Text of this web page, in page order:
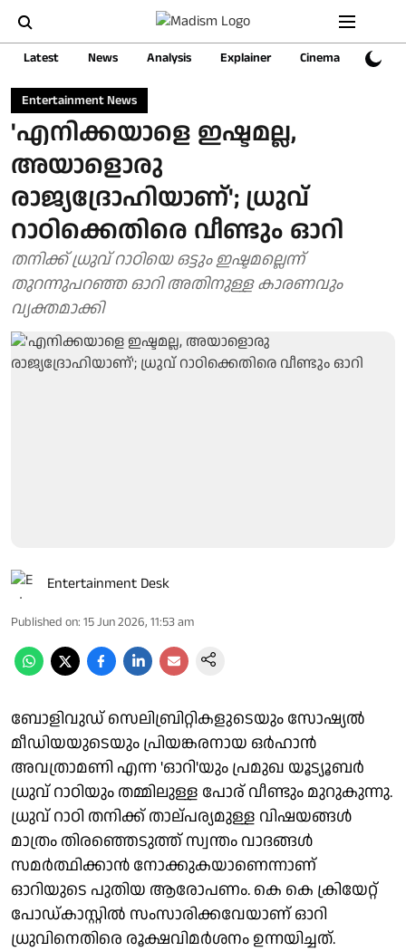
Latest News Analysis Explainer Cinema Sports
Entertainment News
'എനിക്കയാളെ ഇഷ്ടമല്ല,
അയാളൊരു
രാജ്യദ്രോഹിയാണ്'; ധ്രുവ്
റാഠിക്കെതിരെ വീണ്ടും ഓറി
തനിക്ക് ധ്രുവ് റാഠിയെ ഒട്ടും ഇഷ്ടമല്ലെന്ന്
തുറന്നുപറഞ്ഞ ഓറി അതിനുള്ള കാരണവും
വ്യക്തമാക്കി
Entertainment Desk
Published on: 15 Jun 2026, 11:53 am
ബോളിവുഡ് സെലിബ്രിറ്റികളുടെയും സോഷ്യൽ
മീഡിയയുടെയും പ്രിയങ്കരനായ ഒർഹാൻ
അവത്രാമണി എന്ന 'ഓറി'യും പ്രമുഖ യൂട്യൂബർ
ധ്രുവ് റാഠിയും തമ്മിലുള്ള പോര് വീണ്ടും മുറുകുന്നു.
ധ്രുവ് റാഠി തനിക്ക് താല്പര്യമുള്ള വിഷയങ്ങൾ
മാത്രം തിരഞ്ഞെടുത്ത് സ്വന്തം വാദങ്ങൾ
സമർത്ഥിക്കാൻ നോക്കുകയാണെന്നാണ്
ഓറിയുടെ പുതിയ ആരോപണം. കെ കെ ക്രിയേറ്റ്
പോഡ്കാസ്റ്റിൽ സംസാരിക്കവേയാണ് ഓറി
ധ്രുവിനെതിരെ രൂക്ഷവിമർശനം ഉന്നയിച്ചത്.